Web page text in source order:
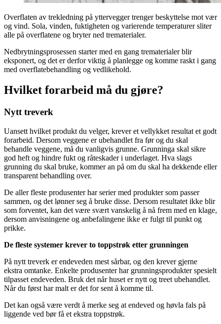
Overflaten av trekledning på yttervegger trenger beskyttelse mot vær
og vind. Sola, vinden, fuktigheten og varierende temperaturer sliter
alle på overflatene og bryter ned trematerialer.
Nedbrytningsprosessen starter med en gang trematerialer blir
eksponert, og det er derfor viktig å planlegge og komme raskt i gang
med overflatebehandling og vedlikehold.
Hvilket forarbeid må du gjøre?
Nytt treverk
Uansett hvilket produkt du velger, krever et vellykket resultat et godt
forarbeid. Dersom veggene er ubehandlet fra før og du skal
behandle veggene, må du vanligvis grunne. Grunninga skal sikre
god heft og hindre fukt og råteskader i underlaget. Hva slags
grunning du skal bruke, kommer an på om du skal ha dekkende eller
transparent behandling over.
De aller fleste produsenter har serier med produkter som passer
sammen, og det lønner seg å bruke disse. Dersom resultatet ikke blir
som forventet, kan det være svært vanskelig å nå frem med en klage,
dersom anvisningene og anbefalingene ikke er fulgt til punkt og
prikke.
De fleste systemer krever to toppstrøk etter grunningen
På nytt treverk er endeveden mest sårbar, og den krever gjerne
ekstra omtanke. Enkelte produsenter har grunningsprodukter spesielt
tilpasset endeveden. Bruk det når huset er nytt og treet ubehandlet.
Når du først har malt er det for sent å komme til.
Det kan også være verdt å merke seg at endeved og høvla fals på
liggende ved bør få et ekstra toppstrøk.